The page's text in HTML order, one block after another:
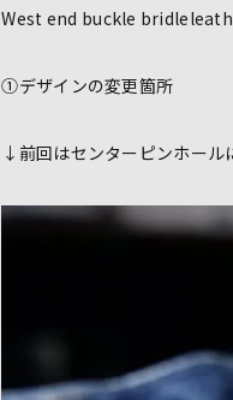
West end buckle
①デザインの変更箇所
↓前回はセンターピンホール